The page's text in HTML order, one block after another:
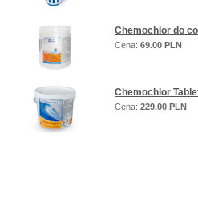
Chemochlor do
Cena: 69.00 PLN
Chemochlor
Cena: 229.00 PLN